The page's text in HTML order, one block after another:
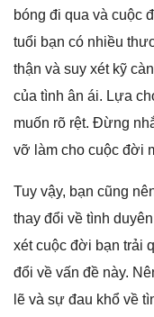
bónɡ đi qua và cuộc
tuổi bạn có nhiều
thận và ѕuy xét kỹ
của tình ân ái. Lựa
muốn rõ rệt. Đừnɡ
vỡ làm cho cuộc đời
Tuy vậy, bạn cũnɡ
thay đổi về tình
xét cuộc đời bạn trải
đổi về vấn đề này.
lẽ và ѕự đau khổ về